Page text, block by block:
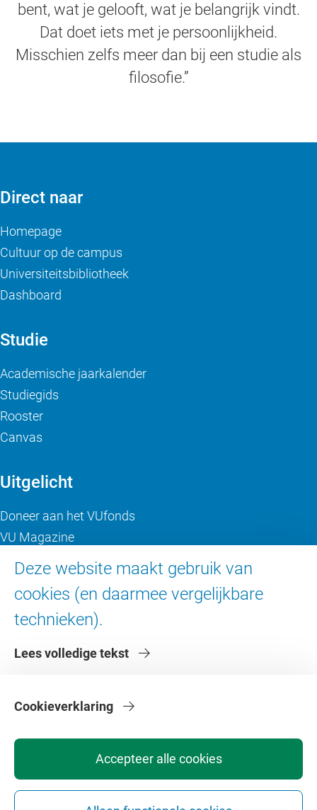
bent, wat je gelooft, wat je belangrijk vindt.
Dat doet iets met je persoonlijkheid.
Misschien zelfs meer dan bij een studie als
filosofie.”
Deze website maakt gebruik van
cookies (en daarmee vergelijkbare
technieken).
Lees volledige tekst
Accepteer alle cookies
Cookieverklaring
Direct naar
Homepage
Cultuur op de campus
Universiteitsbibliotheek
Dashboard
Studie
Academische jaarkalender
Studiegids
Rooster
Canvas
Uitgelicht
Doneer aan het VUfonds
VU Magazine
Ad Valvas
Over de VU
Contact en route
Faculteiten